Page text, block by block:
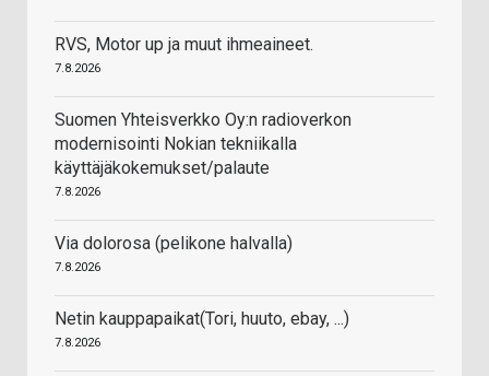
RVS, Motor up ja muut ihmeaineet.
7.8.2026
Suomen Yhteisverkko Oy:n radioverkon
modernisointi Nokian tekniikalla
käyttäjäkokemukset/palaute
7.8.2026
Via dolorosa (pelikone halvalla)
7.8.2026
Netin kauppapaikat(Tori, huuto, ebay, ...)
7.8.2026